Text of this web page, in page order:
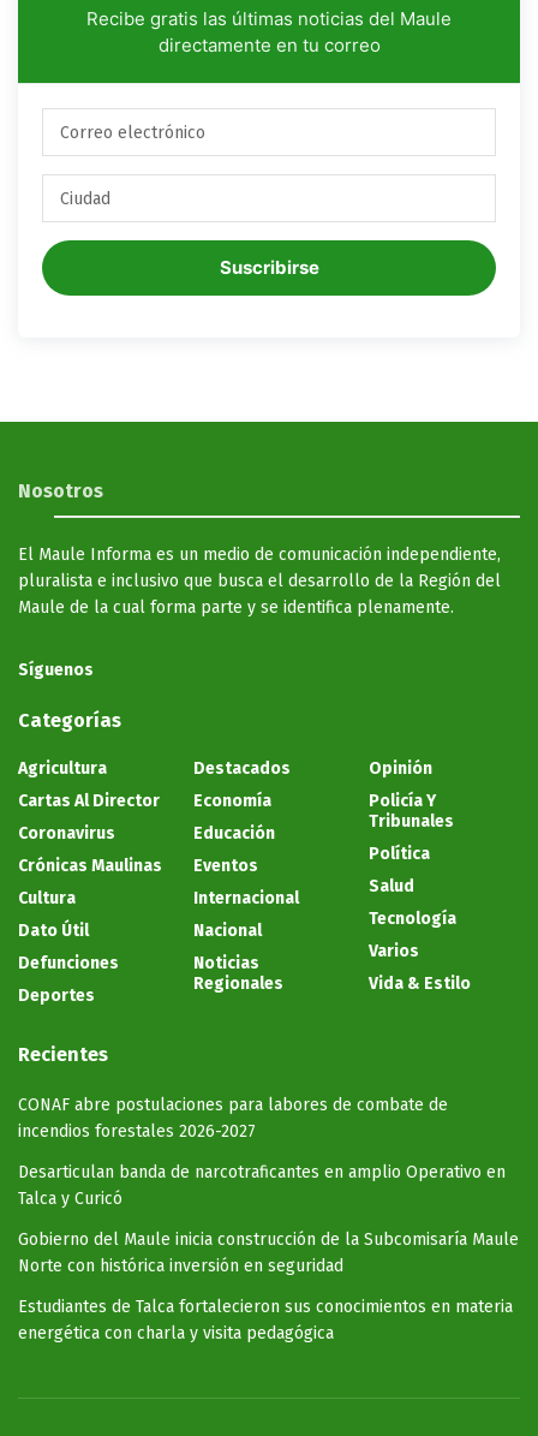
Recibe gratis las últimas noticias del Maule
directamente en tu correo
Suscribirse
Nosotros
El Maule Informa es un medio de comunicación independiente,
pluralista e inclusivo que busca el desarrollo de la Región del
Maule de la cual forma parte y se identifica plenamente.
Síguenos
Categorías
Agricultura
Cartas Al Director
Coronavirus
Crónicas Maulinas
Cultura
Dato Útil
Defunciones
Deportes
Destacados
Economía
Educación
Eventos
Internacional
Nacional
Noticias
Regionales
Opinión
Policía Y
Tribunales
Política
Salud
Tecnología
Varios
Vida & Estilo
Recientes
CONAF abre postulaciones para labores de combate de
incendios forestales 2026-2027
Desarticulan banda de narcotraficantes en amplio Operativo en
Talca y Curicó
Gobierno del Maule inicia construcción de la Subcomisaría Maule
Norte con histórica inversión en seguridad
Estudiantes de Talca fortalecieron sus conocimientos en materia
energética con charla y visita pedagógica